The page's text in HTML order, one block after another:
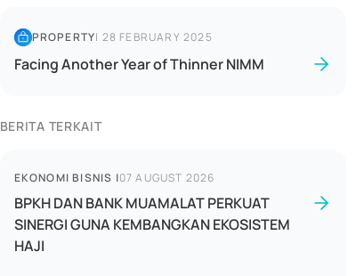
PROPERTY| 28 FEBRUARY 2025
Facing Another Year of Thinner NIMM
BERITA TERKAIT
EKONOMI BISNIS |07 AUGUST 2026
BPKH DAN BANK MUAMALAT PERKUAT
SINERGI GUNA KEMBANGKAN EKOSISTEM
HAJI